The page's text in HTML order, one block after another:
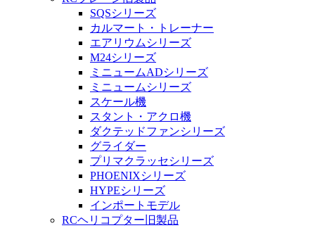
SQSシリーズ
カルマート・トレーナー
エアリウムシリーズ
M24シリーズ
ミニュームADシリーズ
ミニュームシリーズ
スケール機
スタント・アクロ機
ダクテッドファンシリーズ
グライダー
プリマクラッセシリーズ
PHOENIXシリーズ
HYPEシリーズ
インポートモデル
RCヘリコプター旧製品